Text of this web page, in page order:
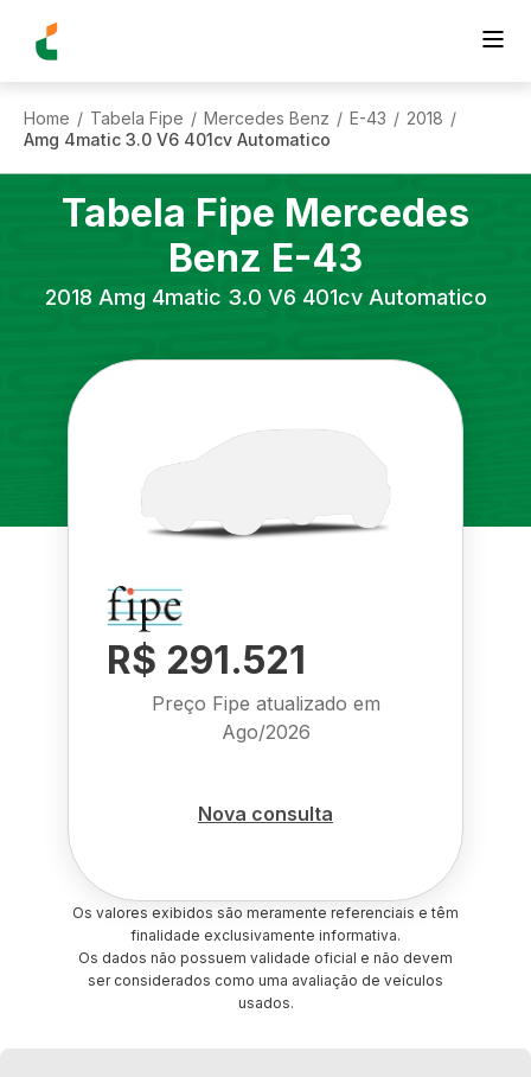
Home / Tabela Fipe / Mercedes Benz / E-43 / 2018 /
Amg 4matic 3.0 V6 401cv Automatico
Tabela Fipe Mercedes
Benz E-43
2018 Amg 4matic 3.0 V6 401cv Automatico
R$ 291.521
Preço Fipe atualizado em
Ago/2026
Nova consulta
Os valores exibidos são meramente referenciais e têm
finalidade exclusivamente informativa.
Os dados não possuem validade oficial e não devem
ser considerados como uma avaliação de veículos
usados.